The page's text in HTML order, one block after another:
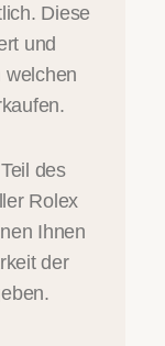
Diese
und
welchen
des
Rolex
Ihnen
der